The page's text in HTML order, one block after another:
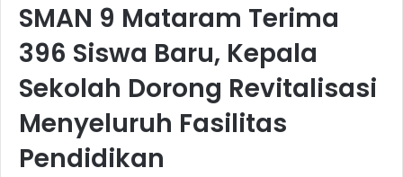
SMAN 9 Mataram Terima
396 Siswa Baru, Kepala
Sekolah Dorong Revitalisasi
Menyeluruh Fasilitas
Pendidikan